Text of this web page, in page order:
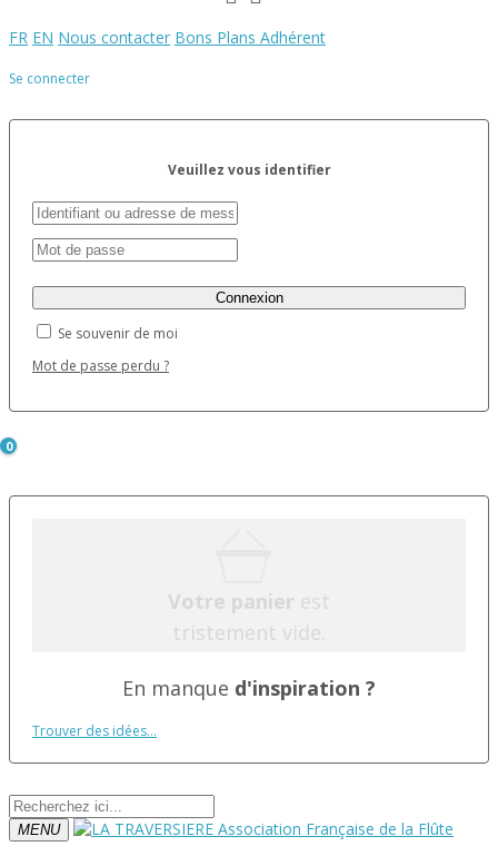
FR EN Nous contacter Bons Plans Adhérent
Se connecter
Veuillez vous identifier
Se souvenir de moi
Mot de passe perdu ?
0
Votre panier est
tristement vide.
En manque d'inspiration ?
Trouver des idées...
MENU